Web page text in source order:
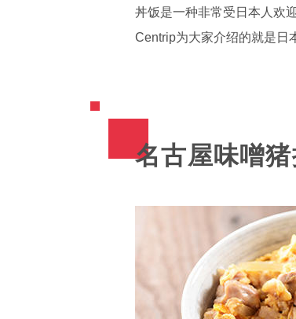
丼饭是一种非常受日本人欢
Centrip为大家介绍的就是日
名古屋味噌